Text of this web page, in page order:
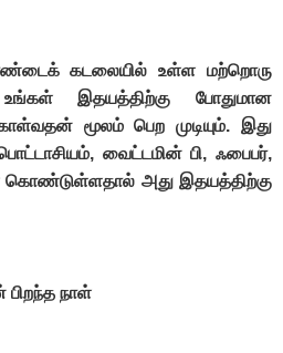
கடலையில் உள்ள மற்றொரு
இதயத்திற்கு போதுமான
மூலம் பெற முடியும். இது
வைட்டமின் பி, ஃபைபர்,
கொண்டுள்ளதால் அது இதயத்திற்கு
நாள்